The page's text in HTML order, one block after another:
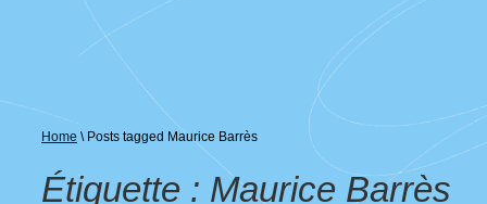
Home \ Posts tagged Maurice Barrès
Étiquette : Maurice Barrès